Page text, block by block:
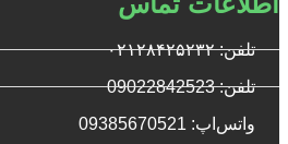
تلفن: ۰۲۱۲۸۴۲۵۲۳۲
تلفن: 09022842523
واتس‌‌اپ: 09385670521